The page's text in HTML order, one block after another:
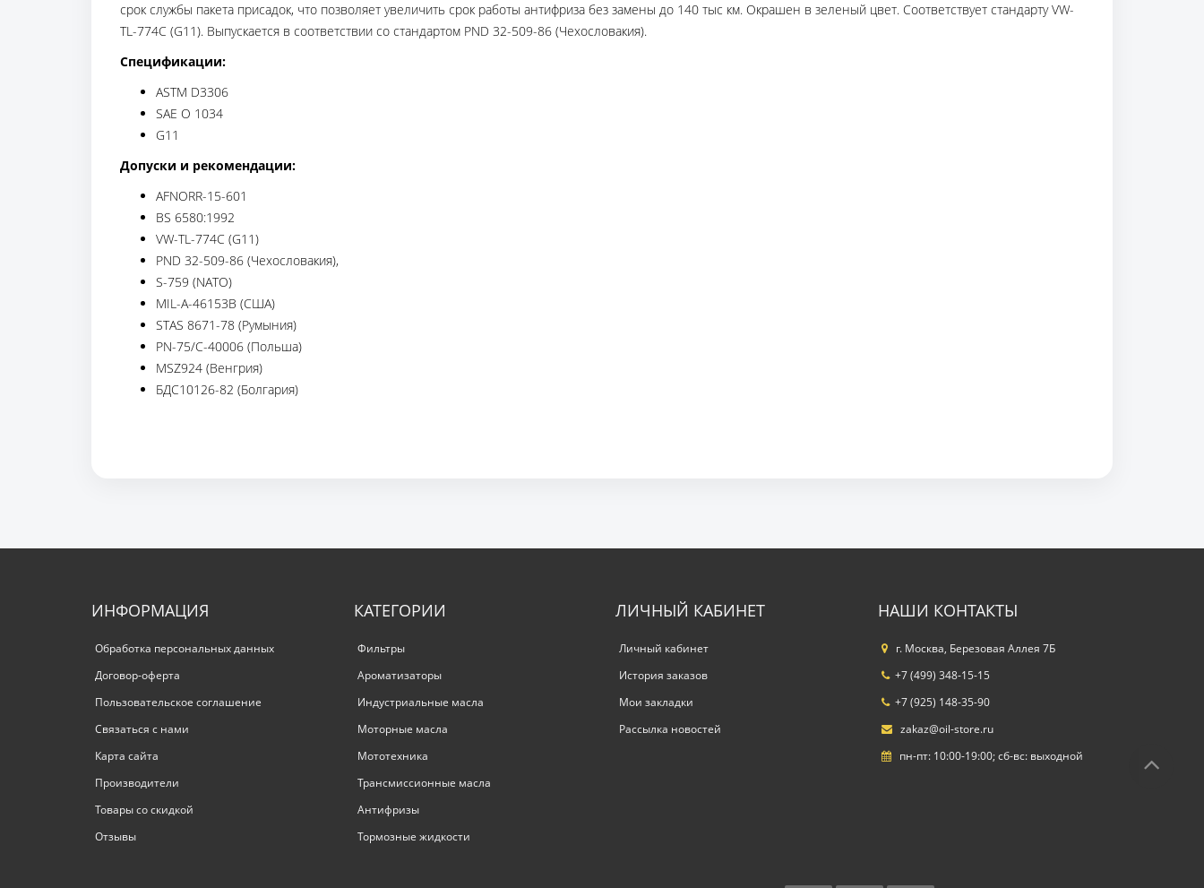
срок службы пакета присадок, что позволяет увеличить срок работы антифриза без замены до 140 тыс км. Окрашен в зеленый цвет. Соответствует стандарту VW-
TL-774C (G11). Выпускается в соответствии со стандартом PND 32-509-86 (Чехословакия).
Спецификации:
ASTM D3306
SAE O 1034
G11
Допуски и рекомендации:
AFNORR-15-601
BS 6580:1992
VW-TL-774C (G11)
PND 32-509-86 (Чехословакия),
S-759 (NATO)
MIL-A-46153B (США)
STAS 8671-78 (Румыния)
PN-75/C-40006 (Польша)
MSZ924 (Венгрия)
БДС10126-82 (Болгария)
ИНФОРМАЦИЯ
Обработка персональных данных
Договор-оферта
Пользовательское соглашение
Связаться с нами
Карта сайта
Производители
Товары со скидкой
Отзывы
КАТЕГОРИИ
Фильтры
Ароматизаторы
Индустриальные масла
Моторные масла
Мототехника
Трансмиссионные масла
Антифризы
Тормозные жидкости
ЛИЧНЫЙ КАБИНЕТ
Личный кабинет
История заказов
Мои закладки
Рассылка новостей
НАШИ КОНТАКТЫ
г. Москва, Березовая Аллея 7Б
+7 (499) 348-15-15
+7 (925) 148-35-90
zakaz@oil-store.ru
пн-пт: 10:00-19:00; сб-вс: выходной